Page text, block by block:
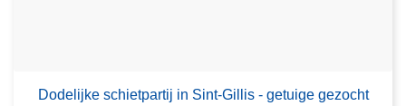
Dodelijke schietpartij in Sint-Gillis - getuige gezocht